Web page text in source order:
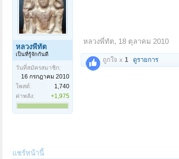
หลวงพี่ทัต
เป็นที่รู้จักกันดี
วันที่สมัครสมาชิก:
16 กรกฎาคม 2010
โพสต์:
1,740
ค่าพลัง:
+1,975
หลวงพี่ทัต, 18 ตุลาคม 2010
ถูกใจ x 1 ดูรายการ
แชร์หน้านี้